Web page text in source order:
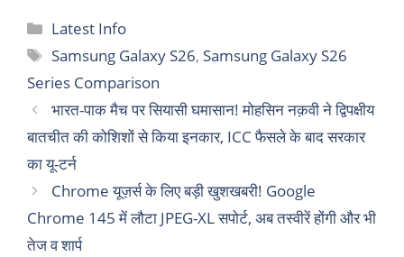
Categories
Latest Info
Tags
Samsung Galaxy S26, Samsung Galaxy S26
Series Comparison
भारत-पाक मैच पर सियासी घमासान! मोहसिन नक़वी ने द्विपक्षीय
बातचीत की कोशिशों से किया इनकार, ICC फैसले के बाद सरकार
का यू-टर्न
Chrome यूज़र्स के लिए बड़ी खुशखबरी! Google
Chrome 145 में लौटा JPEG-XL सपोर्ट, अब तस्वीरें होंगी और भी
तेज व शार्प